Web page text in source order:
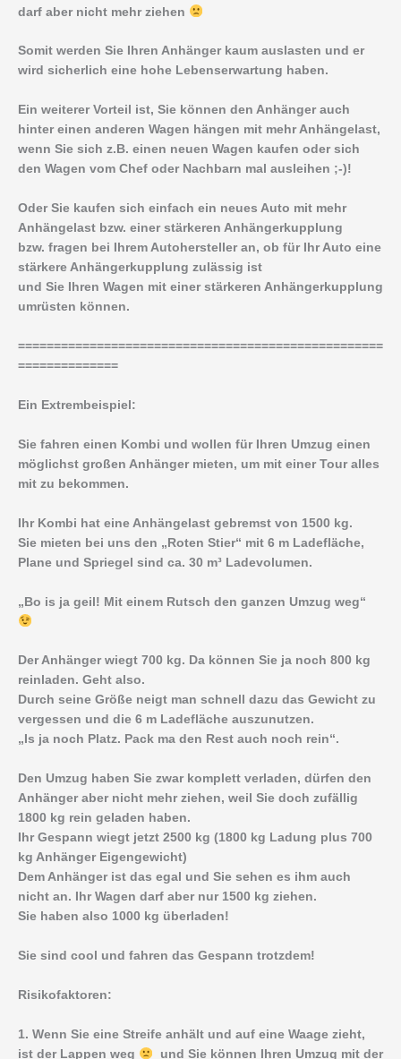
darf aber nicht mehr ziehen
Somit werden Sie Ihren Anhänger kaum auslasten und er
wird sicherlich eine hohe Lebenserwartung haben.
Ein weiterer Vorteil ist, Sie können den Anhänger auch
hinter einen anderen Wagen hängen mit mehr Anhängelast,
wenn Sie sich z.B. einen neuen Wagen kaufen oder sich
den Wagen vom Chef oder Nachbarn mal ausleihen ;-)!
Oder Sie kaufen sich einfach ein neues Auto mit mehr
Anhängelast bzw. einer stärkeren Anhängerkupplung
bzw. fragen bei Ihrem Autohersteller an, ob für Ihr Auto eine
stärkere Anhängerkupplung zulässig ist
und Sie Ihren Wagen mit einer stärkeren Anhängerkupplung
umrüsten können.
===================================================
==============
Ein Extrembeispiel:
Sie fahren einen Kombi und wollen für Ihren Umzug einen
möglichst großen Anhänger mieten, um mit einer Tour alles
mit zu bekommen.
Ihr Kombi hat eine Anhängelast gebremst von 1500 kg.
Sie mieten bei uns den „Roten Stier“ mit 6 m Ladefläche,
Plane und Spriegel sind ca. 30 m³ Ladevolumen.
„Bo is ja geil! Mit einem Rutsch den ganzen Umzug weg“
Der Anhänger wiegt 700 kg. Da können Sie ja noch 800 kg
reinladen. Geht also.
Durch seine Größe neigt man schnell dazu das Gewicht zu
vergessen und die 6 m Ladefläche auszunutzen.
„Is ja noch Platz. Pack ma den Rest auch noch rein“.
Den Umzug haben Sie zwar komplett verladen, dürfen den
Anhänger aber nicht mehr ziehen, weil Sie doch zufällig
1800 kg rein geladen haben.
Ihr Gespann wiegt jetzt 2500 kg (1800 kg Ladung plus 700
kg Anhänger Eigengewicht)
Dem Anhänger ist das egal und Sie sehen es ihm auch
nicht an. Ihr Wagen darf aber nur 1500 kg ziehen.
Sie haben also 1000 kg überladen!
Sie sind cool und fahren das Gespann trotzdem!
Risikofaktoren:
1. Wenn Sie eine Streife anhält und auf eine Waage zieht,
ist der Lappen weg
und Sie können Ihren Umzug mit der